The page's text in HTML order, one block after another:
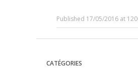
Published 17/05/2016 at
CATÉGORIES